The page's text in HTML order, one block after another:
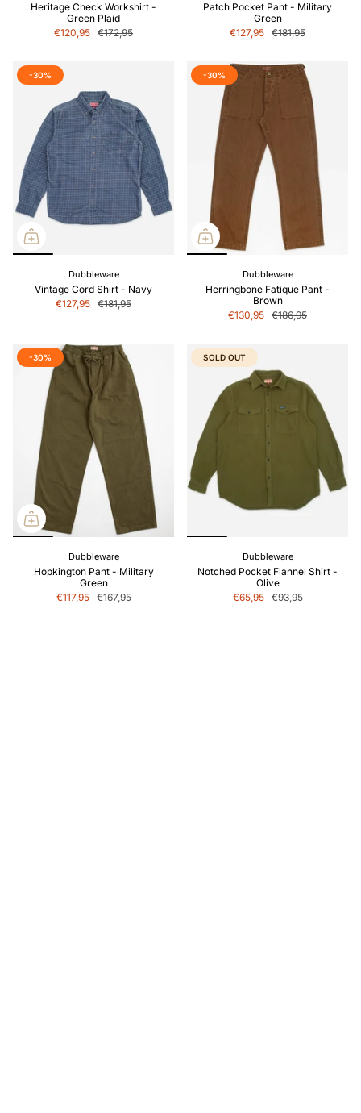
Heritage Check Workshirt -
Green Plaid
€120,95 €172,95
Patch Pocket Pant - Military
Green
€127,95 €181,95
-30%
Dubbleware
Vintage Cord Shirt - Navy
€127,95 €181,95
-30%
Dubbleware
Herringbone Fatique Pant -
Brown
€130,95 €186,95
-30%
Dubbleware
Hopkington Pant - Military
Green
€117,95 €167,95
SOLD OUT
Dubbleware
Notched Pocket Flannel Shirt -
Olive
€65,95 €93,95